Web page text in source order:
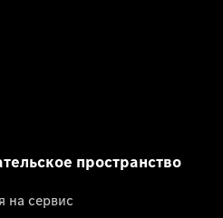
пространство
на сервис